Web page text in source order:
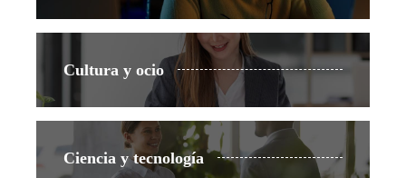
Cultura y ocio
Ciencia y tecnología